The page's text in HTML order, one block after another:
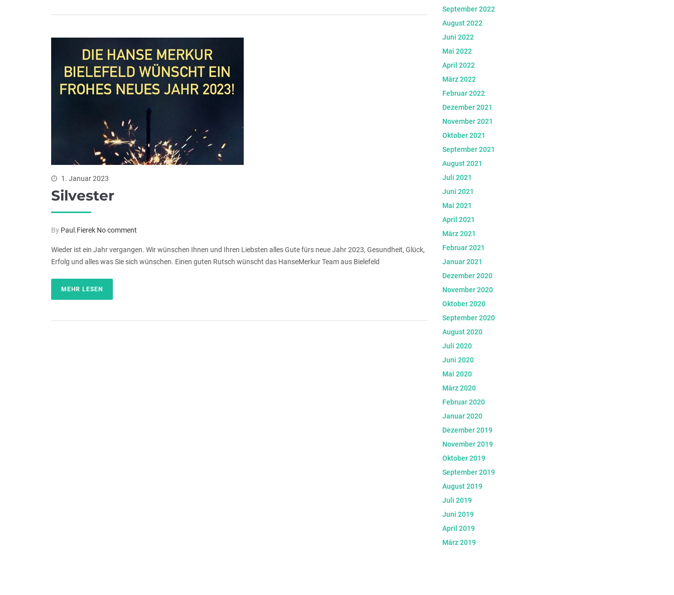
1. Januar 2023
Silvester
By Paul.Fierek No comment
Wieder ist ein Jahr vergangen. Wir wünschen Ihnen und Ihren Liebsten alles Gute fürs neue Jahr 2023, Gesundheit, Glück,
Erfolg und alles was Sie sich wünschen. Einen guten Rutsch wünscht das HanseMerkur Team aus Bielefeld
MEHR LESEN
September 2022
August 2022
Juni 2022
Mai 2022
April 2022
März 2022
Februar 2022
Dezember 2021
November 2021
Oktober 2021
September 2021
August 2021
Juli 2021
Juni 2021
Mai 2021
April 2021
März 2021
Februar 2021
Januar 2021
Dezember 2020
November 2020
Oktober 2020
September 2020
August 2020
Juli 2020
Juni 2020
Mai 2020
März 2020
Februar 2020
Januar 2020
Dezember 2019
November 2019
Oktober 2019
September 2019
August 2019
Juli 2019
Juni 2019
April 2019
März 2019